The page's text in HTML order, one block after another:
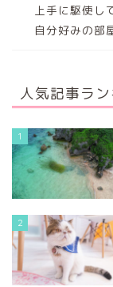
上手に駆使し
自分好みの部
人気記事ラ
1
2